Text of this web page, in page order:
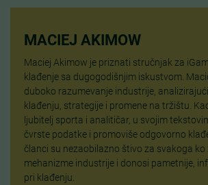
MACIEJ AKIMOW
Maciej Akimow je priznati stručnjak za
klađenje sa dugogodišnjim iskustvom.
duboko razumevanje industrije,
klađenju, strategije i promene na tržištu.
ljubitelj sporta i analitičar, u svojim
čvrste podatke i promoviše odgovorno
članci su nezaobilazno štivo za svakoga ko
mehanizme industrije i donosi pametnije,
pri klađenju.